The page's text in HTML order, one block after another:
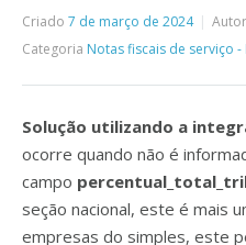
Criado 7 de março de 2024 Autor
Categoria Notas fiscais de serviço -
Solução utilizando a
ocorre quando não é
campo
seção nacional, este é mais
empresas do simples, este